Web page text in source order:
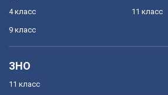
4 класс
9 класс
11 класс
ЗНО
11 класс